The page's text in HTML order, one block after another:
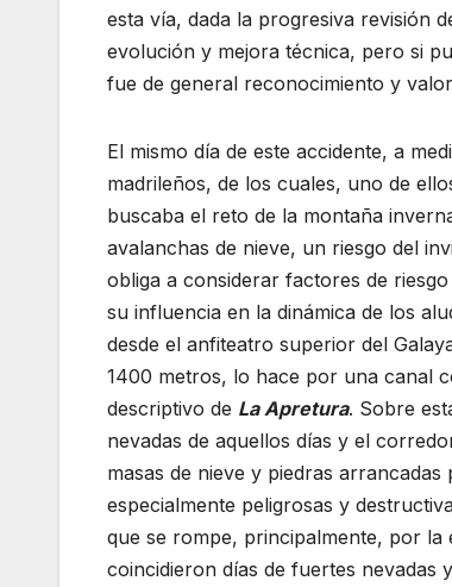
esta vía, dada la progresiva revisión
evolución y mejora técnica, pero si
fue de general reconocimiento y
El mismo día de este accidente, a
madrileños, de los cuales, uno de
buscaba el reto de la montaña
avalanchas de nieve, un riesgo del
obliga a considerar factores de
su influencia en la dinámica de los
desde el anfiteatro superior del
1400 metros, lo hace por una canal
descriptivo de La Apretura. Sobre
nevadas de aquellos días y el
masas de nieve y piedras
especialmente peligrosas y
que se rompe, principalmente, por la
coincidieron días de fuertes nevadas